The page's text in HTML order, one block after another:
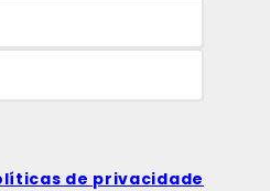
de privacidade